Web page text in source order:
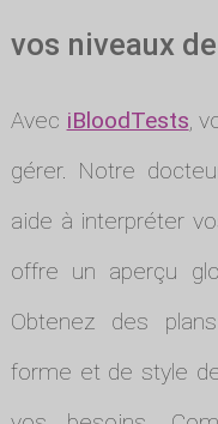
vos niveaux
Avec iBloodTests,
gérer. Notre
aide à interpréter
offre un aperçu
Obtenez des
forme et de style